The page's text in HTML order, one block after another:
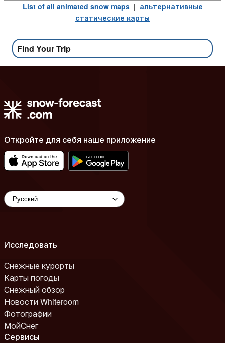
List of all animated snow maps| альтернативные
статические карты
Find Your Trip
Откройте для себя наше приложение
Исследовать
Снежные курорты
Карты погоды
Снежный обзор
Новости Whiteroom
Фотографии
МойСнег
Сервисы